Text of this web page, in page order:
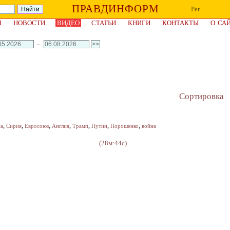
ПРАВДИНФОРМ
Рег
НОВОСТИ ВИДЕО СТАТЬИ КНИГИ КОНТАКТЫ О
–
Сортировка
, Сирия, Евросоюз, Англия, Трамп, Путин, Порошенко, война
(28м:44с)